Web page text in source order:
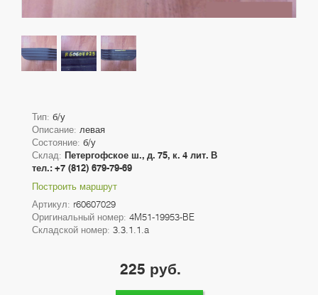
Тип: б/у
Описание: левая
Состояние: б/у
Склад: Петергофское ш., д. 75, к. 4 лит. В
тел.: +7 (812) 679-79-69
Построить маршрут
Артикул: r60607029
Оригинальный номер: 4M51-19953-BE
Складской номер: 3.3.1.1.a
225 руб.